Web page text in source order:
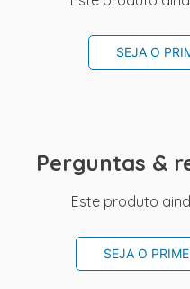
SEJA O
Perguntas &
Este produto
SEJA O